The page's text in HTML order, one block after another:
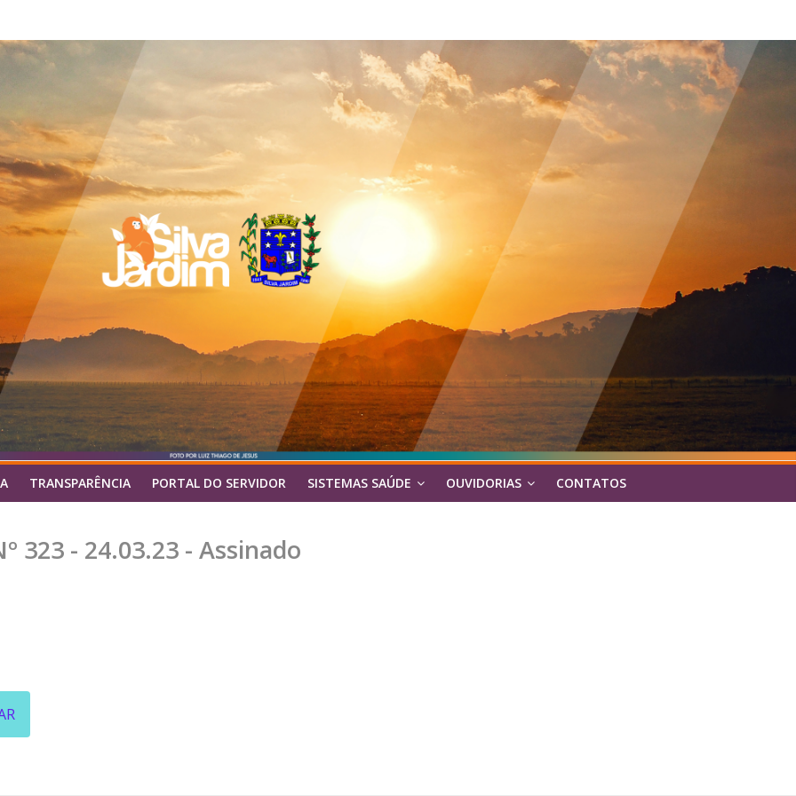
TRANSPARÊNCIA PORTAL DO SERVIDOR SISTEMAS SAÚDE OUVIDORIAS CONTATOS
323 - 24.03.23 - Assinado